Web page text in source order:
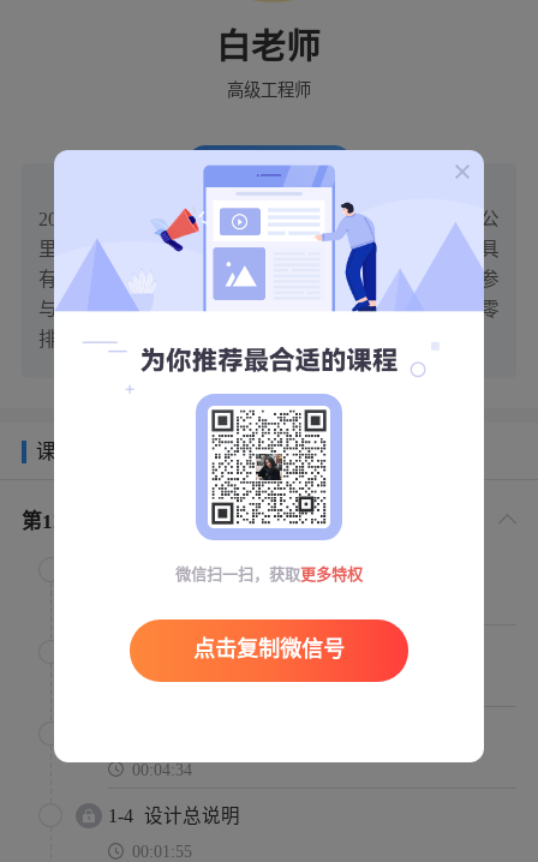
白老师
高级工程师
讲师简介
20年化工经验，16年水处理经验，一个每天骑行80公
里的硬核总工。专精项目：纯水、污水处理工程。具
有设计、施工、调试全过程的经验的环保专家曾参
与、主持大型电厂、钢厂、煤化工企业纯水、污水零
排放项目
课程目录
第1 纯水生产工艺设计（实操课）
水的分类
1-2 纯水生产常用工艺
00:02:20
00:04:34
1-4 设计总说明
00:01:55
微信扫一扫，获取更多特权
点击复制微信号